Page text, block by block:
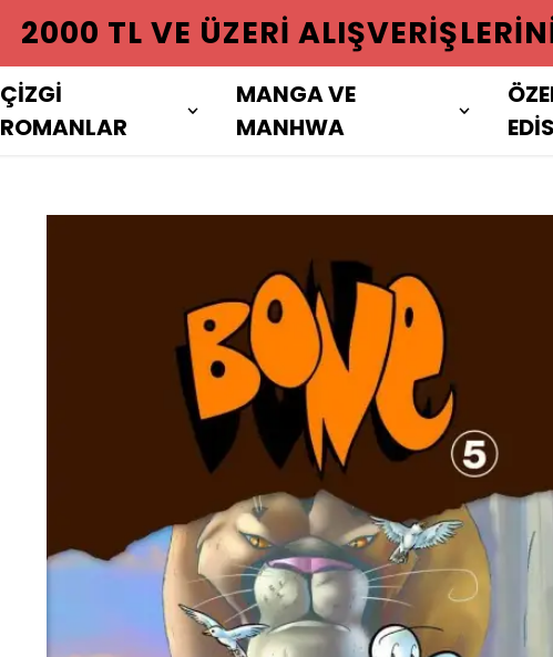
2000 TL VE ÜZERI
ÇİZGİ
ROMANLAR
MANGA VE
MANHWA